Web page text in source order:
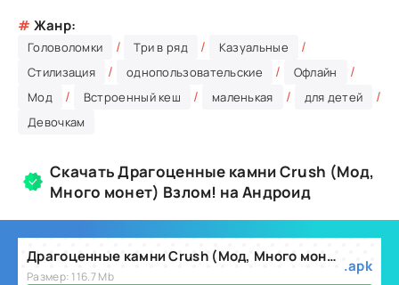
# Жанр:
Головоломки / Три в ряд / Казуальные /
Стилизация / однопользовательские / Офлайн /
Мод / Встроенный кеш / маленькая / для детей /
Девочкам
Скачать Драгоценные камни Crush (Мод,
Много монет) Взлом! на Андроид
Драгоценные камни Crush (Мод, Много монет) v6.4.4
Размер: 116.7 Mb
.apk